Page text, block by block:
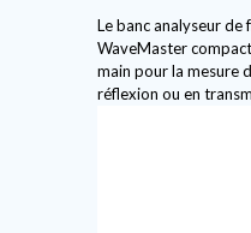
Le banc analyseur
WaveMaster
main pour la mesure
réflexion ou en